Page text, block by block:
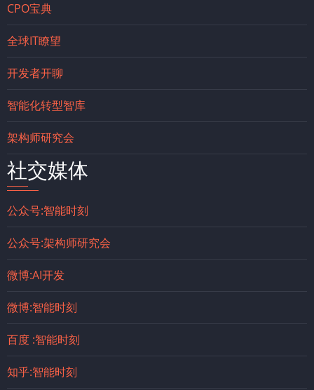
CPO宝典
全球IT瞭望
开发者开聊
智能化转型智库
架构师研究会
社交媒体
公众号:智能时刻
公众号:架构师研究会
微博:AI开发
微博:智能时刻
百度 :智能时刻
知乎:智能时刻